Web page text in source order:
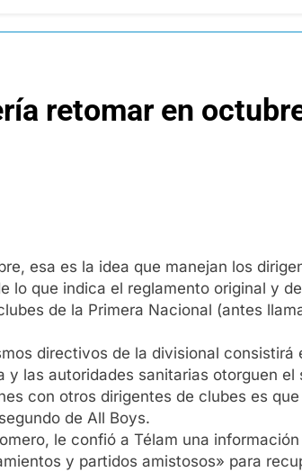
retomar en
esa es la idea que manejan los
lo que indica el reglamento original y
de la Primera Nacional (antes
directivos de la divisional
las autoridades sanitarias otorguen
con otros dirigentes de clubes es
de All Boys.
le confió a Télam una
y partidos amistosos» para